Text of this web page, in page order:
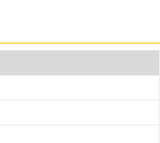
計，正面維持超瓷晶盾面板配置，
6 公尺水中待最長 30 分鐘的時間。
，可以快速取用相機工具，方便調整
，具備 16 核心神經網路引擎，擁有